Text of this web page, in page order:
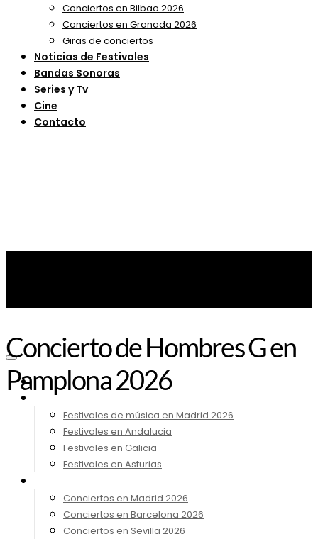
Conciertos en Bilbao 2026
Conciertos en Granada 2026
Giras de conciertos
Noticias de Festivales
Bandas Sonoras
Series y Tv
Cine
Contacto
Noticias
Festivales 2026
Festivales de música en Madrid 2026
Festivales en Andalucia
Festivales en Galicia
Festivales en Asturias
Conciertos en Madrid 2026
Conciertos en Barcelona 2026
Conciertos en Sevilla 2026
Concierto de Hombres G en
Pamplona 2026